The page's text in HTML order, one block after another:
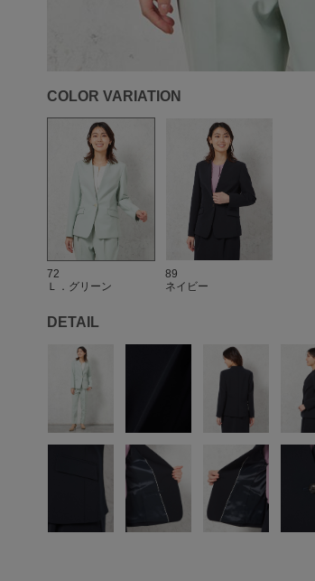
COLOR VARIATION
72
Ｌ．グリーン
89
ネイビー
DETAIL